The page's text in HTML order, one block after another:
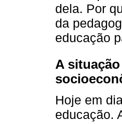
dela. Por
da
educação
A
Hoje em
educação.